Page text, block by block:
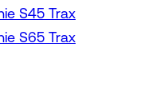
S45 Trax
S65 Trax